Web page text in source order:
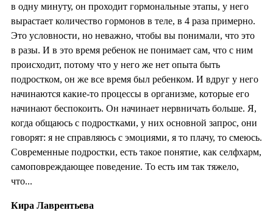
в одну минуту, он проходит гормональные этапы, у него
вырастает количество гормонов в теле, в 4 раза примерно.
Это условности, но неважно, чтобы вы понимали, что это
в разы. И в это время ребенок не понимает сам, что с ним
происходит, потому что у него же нет опыта быть
подростком, он же все время был ребенком. И вдруг у него
начинаются какие-то процессы в организме, которые его
начинают беспокоить. Он начинает нервничать больше. Я,
когда общаюсь с подростками, у них основной запрос, они
говорят: я не справляюсь с эмоциями, я то плачу, то смеюсь.
Современные подростки, есть такое понятие, как селфхарм,
самоповреждающее поведение. То есть им так тяжело,
что...
Кира Лаврентьева